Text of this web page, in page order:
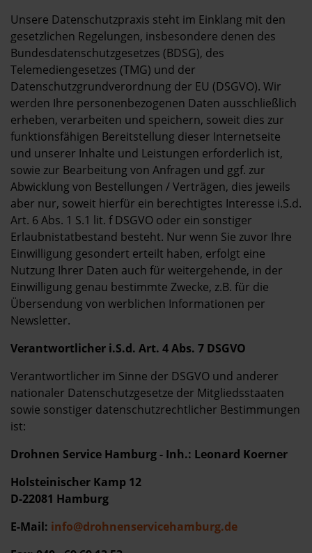
Unsere Datenschutzpraxis steht im Einklang mit den
gesetzlichen Regelungen, insbesondere denen des
Bundesdatenschutzgesetzes (BDSG), des
Telemediengesetzes (TMG) und der
Datenschutzgrundverordnung der EU (DSGVO). Wir
werden Ihre personenbezogenen Daten ausschließlich
erheben, verarbeiten und speichern, soweit dies zur
funktionsfähigen Bereitstellung dieser Internetseite
und unserer Inhalte und Leistungen erforderlich ist,
sowie zur Bearbeitung von Anfragen und ggf. zur
Abwicklung von Bestellungen / Verträgen, dies jeweils
aber nur, soweit hierfür ein berechtigtes Interesse i.S.d.
Art. 6 Abs. 1 S.1 lit. f DSGVO oder ein sonstiger
Erlaubnistatbestand besteht. Nur wenn Sie zuvor Ihre
Einwilligung gesondert erteilt haben, erfolgt eine
Nutzung Ihrer Daten auch für weitergehende, in der
Einwilligung genau bestimmte Zwecke, z.B. für die
Übersendung von werblichen Informationen per
Newsletter.
Verantwortlicher i.S.d. Art. 4 Abs. 7 DSGVO
Verantwortlicher im Sinne der DSGVO und anderer
nationaler Datenschutzgesetze der Mitgliedsstaaten
sowie sonstiger datenschutzrechtlicher Bestimmungen
ist:
Drohnen Service Hamburg - Inh.: Leonard Koerner
Holsteinischer Kamp 12
D-22081 Hamburg
E-Mail: info@drohnenservicehamburg.de